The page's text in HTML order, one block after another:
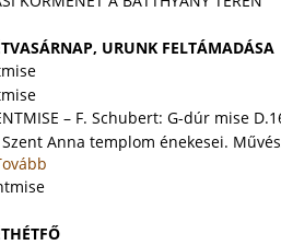
URUNK FELTÁMADÁSA
– F. Schubert: G-dúr mise
Anna templom énekesei.